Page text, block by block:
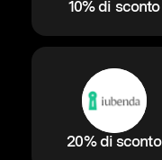
10% di sconto
20% di sconto